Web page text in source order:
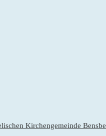
Kirchengemeinde